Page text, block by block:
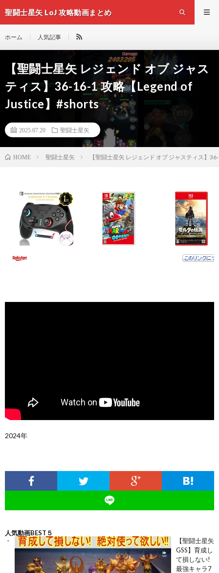
聖闘士星矢 LoJ 攻略動画まとめ
ホーム 人気記事
【聖闘士星矢 レジェンド オブ ジャス
ティス】36-16-1 攻略【Legend of
Justice】#shorts
2025.07.20 聖闘士星矢
HOME 聖闘士星矢 【聖闘士星矢 レジェンド オブ ジャスティス】
2024年
人気動画BEST５
【聖闘士星矢
GSS】育成し
て損しない!
最強キャラ7